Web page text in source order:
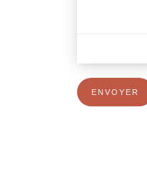
ENVOYER